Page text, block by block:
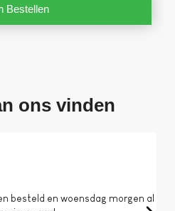
Bestellen
ons vinden
besteld en woensdag morgen al